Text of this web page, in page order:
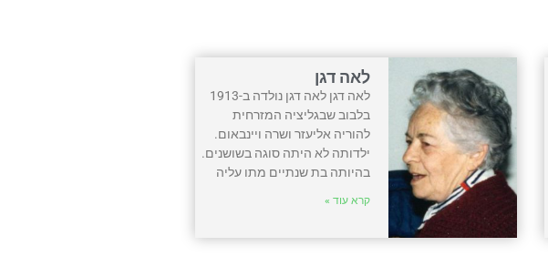
לאה דגן
לאה דגן לאה דגן נולדה ב-1913
בלבוב שבגליציה המזרחית
להוריה אליעזר ושרה ויינבאום.
ילדותה לא היתה סוגה בשושנים.
בהיותה בת שנתיים מתו עליה
קרא עוד »